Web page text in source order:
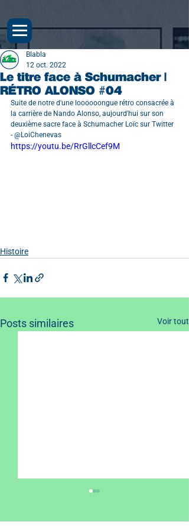
Le titre face à Schumacher |
RÉTRO ALONSO #04
Blabla
12 oct. 2022
Suite de notre d'une loooooongue rétro consacrée à
la carrière de Nando Alonso, aujourd'hui sur son
deuxième sacre face à Schumacher Loïc sur Twitter
- @LoiChenevas
https://youtu.be/RrGllcCef9M
Histoire
Posts similaires Voir tout